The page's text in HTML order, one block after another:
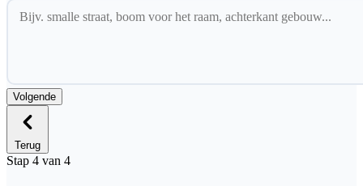
Volgende
Terug
Stap 4 van 4